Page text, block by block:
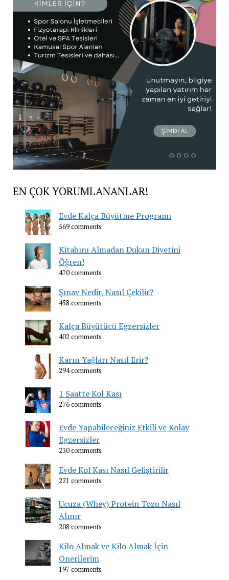
EN ÇOK YORUMLANANLAR!
Evde Kalça Büyütme Programı
569 comments
Kitabını Almadan Dukan Diyetini
Öğren!
470 comments
Şınav Nedir, Nasıl Çekilir?
458 comments
Kalça Büyütücü Egzersizler
402 comments
Karın Yağları Nasıl Erir?
294 comments
1 Saatte Kol Kası
276 comments
Evde Yapabileceğiniz Etkili ve Kolay
Egzersizler
230 comments
Evde Kol Kası Nasıl Geliştirilir
221 comments
Ucuza (Whey) Protein Tozu Nasıl
Alınır
208 comments
Kilo Almak ve Kilo Almak İçin
Önerilerim
197 comments